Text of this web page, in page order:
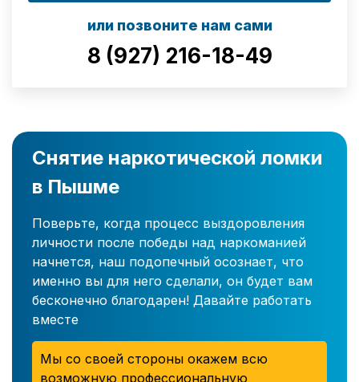
или позвоните нам сами
8 (927) 216-18-49
Снятие наркотической ломки
в Пышме
Поверьте, когда процесс выздоровления
личности после победы над наркоманией
начнется, наш подопечный осознает, что
именно вы для него сделали, он будет вам
бесконечно благодарен! Давайте работать
вместе
Мы со своей стороны окажем всю
возможную профессиональную